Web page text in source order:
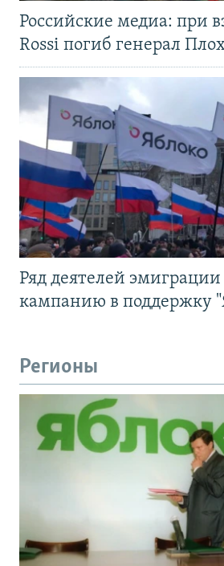
Российские медиа: при
Rossi погиб генерал
Ряд деятелей эмиграции
кампанию в поддержку
Регионы